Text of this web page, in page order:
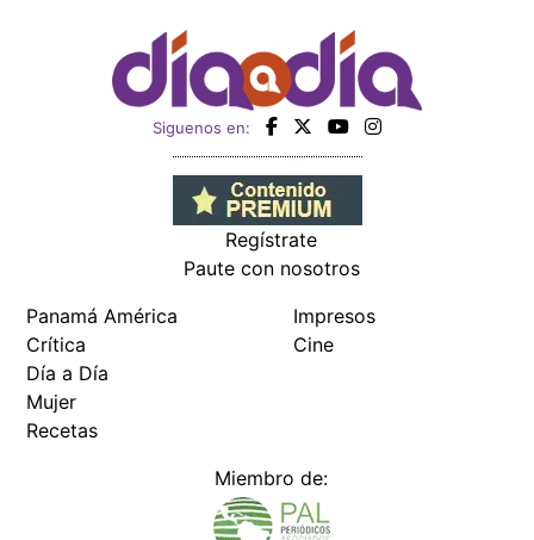
Siguenos en:
Regístrate
Paute con nosotros
Panamá América
Crítica
Día a Día
Mujer
Recetas
Impresos
Cine
Miembro de: